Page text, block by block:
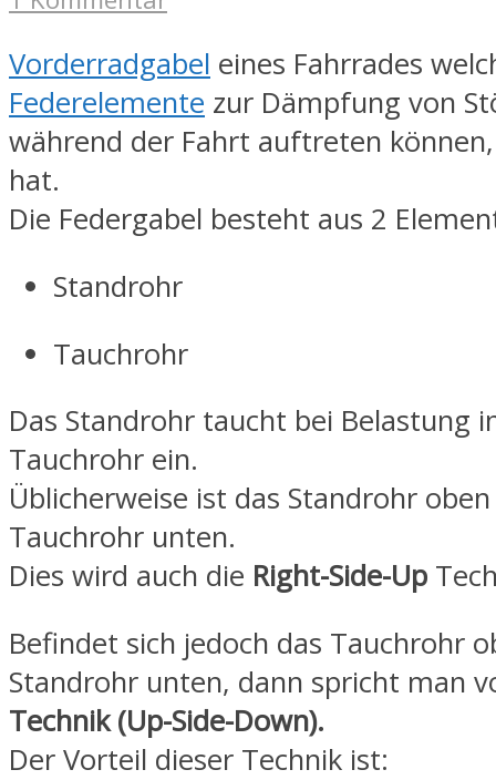
Vorderradgabel eines Fahrrades
Federelemente zur Dämpfung von
während der Fahrt auftreten
hat.
Die Federgabel besteht aus 2
Standrohr
Tauchrohr
Das Standrohr taucht bei Belastung
Tauchrohr ein.
Üblicherweise ist das Standrohr
Tauchrohr unten.
Dies wird auch die Right-Side-Up
Befindet sich jedoch das Tauchrohr
Standrohr unten, dann spricht man
Technik (Up-Side-Down).
Der Vorteil dieser Technik ist: